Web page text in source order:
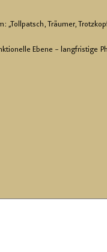
„Toll­patsch, Träu­mer,
Ebene – lang­fris­ti­ge